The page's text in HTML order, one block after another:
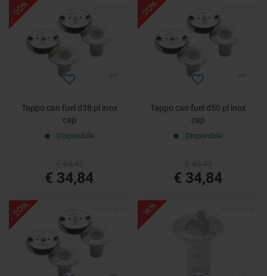
- 20%
Tappo can fuel d38 pl inox
cap
Disponibile
€ 34,84
- 20%
Tappo can fuel d50 pl inox
cap
Disponibile
€ 34,84
- 20% - 16%